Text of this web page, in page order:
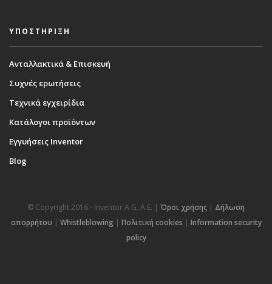
ΥΠΟΣΤΗΡΙΞΗ
Ανταλλακτικά & Επισκευή
Συχνές ερωτήσεις
Τεχνικά εγχειρίδια
Κατάλογοι προϊόντων
Εγγυήσεις Inventor
Blog
© Copyright 2016 - Inventor A.G. Α.Ε. | Όροι χρήσης | Δήλωση
απορρήτου | Whistleblowing | Πολιτική cookies | Information security
policy